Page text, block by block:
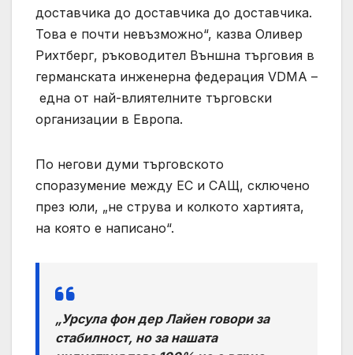
доставчика до доставчика до доставчика.
Това е почти невъзможно“, казва Оливер
Рихтберг, ръководител Външна търговия в
германската инженерна федерация VDMA –
една от най-влиятелните търговски
организации в Европа.
По негови думи търговското
споразумение между ЕС и САЩ, сключено
през юли, „не струва и колкото хартията,
на която е написано“.
„Урсула фон дер Лайен говори за
стабилност, но за нашата